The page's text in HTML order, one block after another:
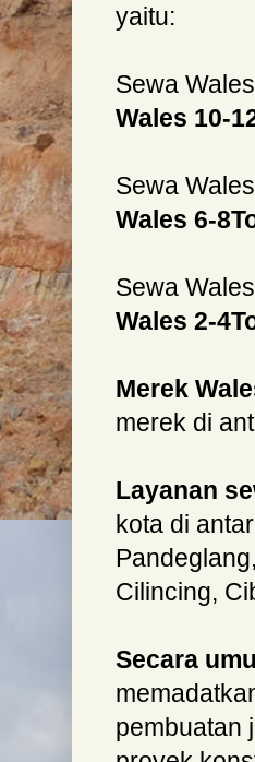
yaitu:
Sewa
Wales 10-
Sewa
Wales 6-
Sewa
Wales 2-
Merek
merek di
Layanan
kota di
Cilincing,
Secara
pembuatan